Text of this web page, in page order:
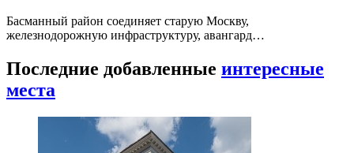
Басманный район соединяет старую Москву,
железнодорожную инфраструктуру, авангард…
Последние добавленные интересные
места